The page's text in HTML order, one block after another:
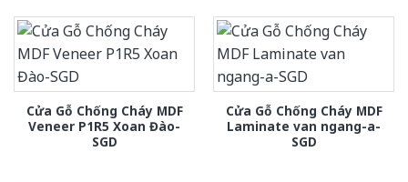
Cửa Gỗ Chống Cháy MDF
Veneer P1R5 Xoan Đào-
SGD
Cửa Gỗ Chống Cháy MDF
Laminate van ngang-a-
SGD